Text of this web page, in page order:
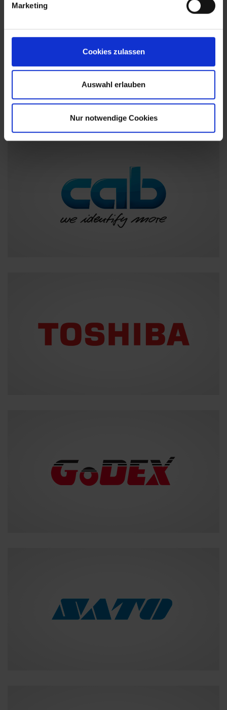
Marketing
Cookies zulassen
Auswahl erlauben
Nur notwendige Cookies
Unsere Partner für
Desktopdrucker